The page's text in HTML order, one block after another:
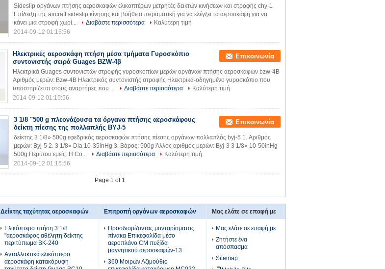
Sideslip οργάνων πτήσης αεροσκαφών ελικοπτέρων μετρητές δεικτών κινήσεων και στροφής chy-1
Επίδειξη της aircraft sideslip κίνησης και βοήθεια πειραματική για να ελέγξει τα αεροσκάφη για να
κάνει μια στροφή χωρί...
Διαβάστε περισσότερα
Καλύτερη τιμή
2014-09-12 01:15:56
Ηλεκτρικές αεροσκάφη πτήση μέσα τμήματα Γυροσκόπιο
συντονιστής σειρά Guages BZW-4β
Επικοινωνία
Ηλεκτρικά Guages συντονιστών στροφής γυροσκοπίων μερών οργάνων πτήσης αεροσκαφών bzw-4B
Αριθμός μερών: Bzw-4B Ηλεκτρικός συντονιστής στροφής Ηλεκτρικά-οδηγημένο γυροσκόπιο που
υποστηρίζεται στους αναρτήρες που ...
Διαβάστε περισσότερα
Καλύτερη τιμή
2014-09-12 01:15:56
3 1/8 "500 g πλεονάζουσα τα όργανα πτήσης αεροσκάφους
δείκτη πίεσης της πολλαπλής BYJ-5
Επικοινωνία
δείκτης 3 1/8» 500g εφεδρικός αεροσκαφών πτήσης πίεσης οργάνων πολλαπλός byj-5 1. Αριθμός
μερών: Byj-5 2. 3 1/8» Dia 10-35inHg 3. Βάρος: 500g Άλλος αριθμός μερών: Byj-3 3 1/8» 10-50inHg
500g Περίπου εμείς: Η Co...
Διαβάστε περισσότερα
Καλύτερη τιμή
2014-09-12 01:15:56
Page 1 of 1
Δείκτης ταχύτητας αεροσκαφών
Ελικόπτερο πτήση 3 1/8
"αεροσκάφος αθέλητη δείκτης
περιτύπωμα BK-240
Ανταλλακτικά ελικόπτερο
αεροσκάφη κατακόρυφη
Επιτροπή οργάνων αεροσκαφών
Προσδιορίζοντας μονταρίσματος
πίνακα Επικεφαλίδα μέσο
αεροπλάνο CM πυξίδα
μαγνητικού αεροσκαφών-13
360 Μοιρών Αζιμούθιο
Μας ελάτε σε επαφή με
Μας ελάτε σε επαφή με
Ζητήστε ένα
απόσπασμα
Sitemap